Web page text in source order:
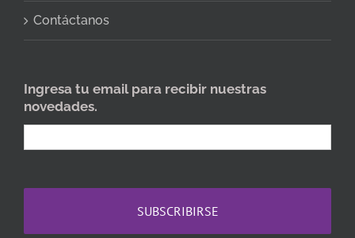
Contáctanos
Ingresa tu email para recibir nuestras
novedades.